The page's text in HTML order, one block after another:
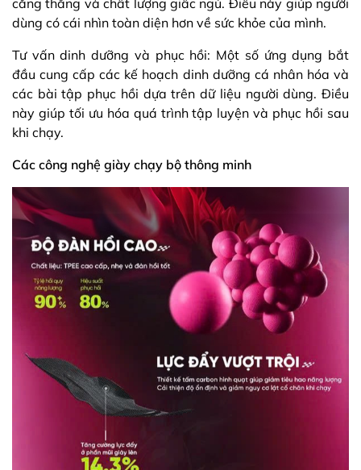
căng thẳng và chất lượng giấc ngủ. Điều này giúp người
dùng có cái nhìn toàn diện hơn về sức khỏe của mình.
Tư vấn dinh dưỡng và phục hồi: Một số ứng dụng bắt
đầu cung cấp các kế hoạch dinh dưỡng cá nhân hóa và
các bài tập phục hồi dựa trên dữ liệu người dùng. Điều
này giúp tối ưu hóa quá trình tập luyện và phục hồi sau
khi chạy.
Các công nghệ giày chạy bộ thông minh